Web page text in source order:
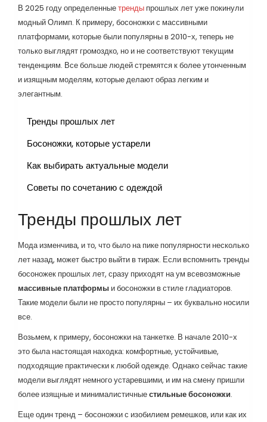
В 2025 году определенныетренды прошлых лет уже покинули
модный Олимп. К примеру, босоножки с массивными
платформами, которые были популярны в 2010-х, теперь не
только выглядят громоздко, но и не соответствуют текущим
тенденциям. Все больше людей стремятся к более утонченным
и изящным моделям, которые делают образ легким и
элегантным.
Тренды прошлых лет
Босоножки, которые устарели
Как выбирать актуальные модели
Советы по сочетанию с одеждой
Тренды прошлых лет
Мода изменчива, и то, что было на пике популярности несколько
лет назад, может быстро выйти в тираж. Если вспомнить тренды
босоножек прошлых лет, сразу приходят на ум всевозможные
массивные платформы и босоножки в стиле гладиаторов.
Такие модели были не просто популярны – их буквально носили
все.
Возьмем, к примеру, босоножки на танкетке. В начале 2010-х
это была настоящая находка: комфортные, устойчивые,
подходящие практически к любой одежде. Однако сейчас такие
модели выглядят немного устаревшими, и им на смену пришли
более изящные и минималистичныестильные босоножки.
Еще один тренд – босоножки с изобилием ремешков, или как их